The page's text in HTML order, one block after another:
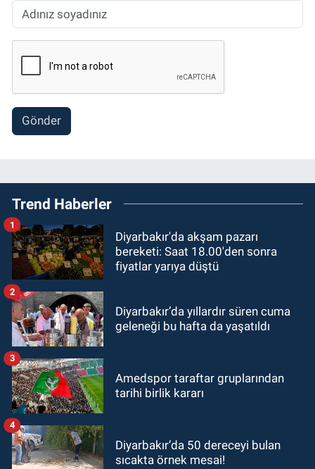
Gönder
Trend Haberler
Diyarbakır'da akşam pazarı
bereketi: Saat 18.00'den sonra
fiyatlar yarıya düştü
1
Diyarbakır’da yıllardır süren cuma
geleneği bu hafta da yaşatıldı
2
Amedspor taraftar gruplarından
tarihi birlik kararı
3
Diyarbakır’da 50 dereceyi bulan
sıcakta örnek mesai!
4